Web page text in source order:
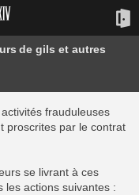
de gils et autres
frauduleuses
proscrites par le contrat
se livrant à ces
les actions suivantes :